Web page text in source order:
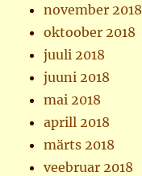
november 2018
oktoober 2018
juuli 2018
juuni 2018
mai 2018
aprill 2018
märts 2018
veebruar 2018